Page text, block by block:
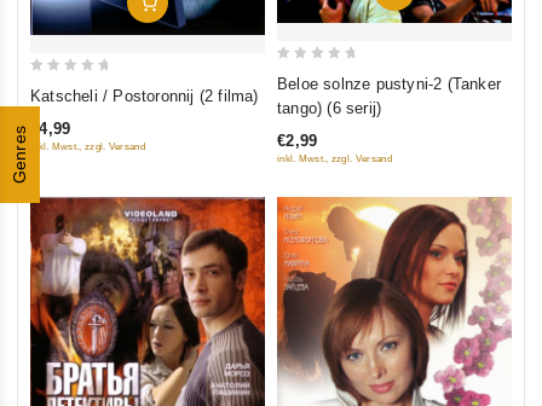
Genres
out
of
Katscheli / Postoronnij (2 filma)
€4,99
inkl. Mwst., zzgl. Versand 5
Beloe solnze pustyni-2 (Tanker
tango) (6 serij)
€2,99
inkl. Mwst., zzgl. Versand